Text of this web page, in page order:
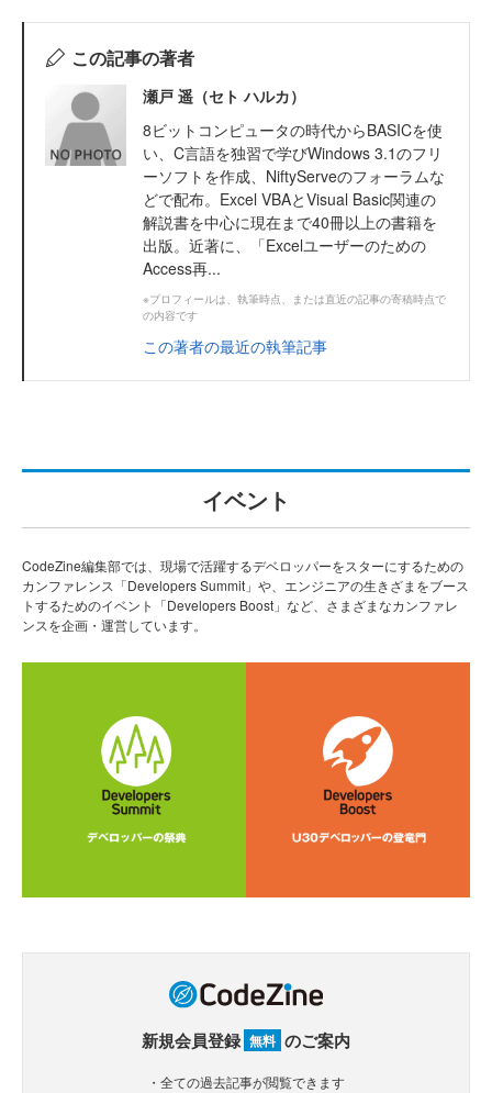
この記事の著者
瀬戸 遥（セト ハルカ）
8ビットコンピュータの時代からBASICを使
い、C言語を独習で学びWindows 3.1のフリ
ーソフトを作成、NiftyServeのフォーラムな
どで配布。Excel VBAとVisual Basic関連の
解説書を中心に現在まで40冊以上の書籍を
出版。近著に、「Excelユーザーのための
Access再...
※プロフィールは、執筆時点、または直近の記事の寄稿時点で
の内容です
この著者の最近の執筆記事
イベント
CodeZine編集部では、現場で活躍するデベロッパーをスターにするための
カンファレンス「Developers Summit」や、エンジニアの生きざまをブース
トするためのイベント「Developers Boost」など、さまざまなカンファレ
ンスを企画・運営しています。
新規会員登録 無料 のご案内
・全ての過去記事が閲覧できます